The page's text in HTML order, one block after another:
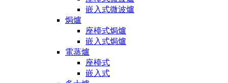
嵌入式微波爐
焗爐
座檯式焗爐
嵌入式焗爐
電蒸爐
座檯式
嵌入式